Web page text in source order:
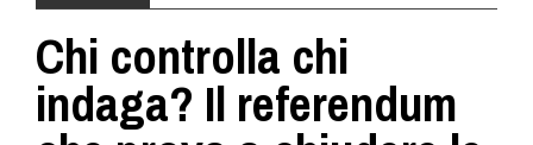
Chi controlla chi
indaga? Il referendum